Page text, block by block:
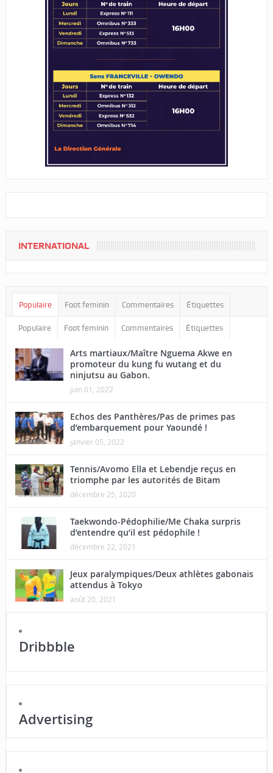
INTERNATIONAL
Populaire Foot feminin Commentaires Étiquettes
Populaire Foot feminin Commentaires Étiquettes
Arts martiaux/Maître Nguema Akwe en
promoteur du kung fu wutang et du
ninjutsu au Gabon.
juin 01, 2022
Echos des Panthères/Pas de primes pas
d’embarquement pour Yaoundé !
janvier 05, 2022
Tennis/Avomo Ella et Lebendje reçus en
triomphe par les autorités de Bitam
décembre 25, 2020
Taekwondo-Pédophilie/Me Chaka surpris
d’entendre qu’il est pédophile !
décembre 22, 2021
Jeux paralympiques/Deux athlètes gabonais
attendus à Tokyo
août 20, 2021
Dribbble
Advertising